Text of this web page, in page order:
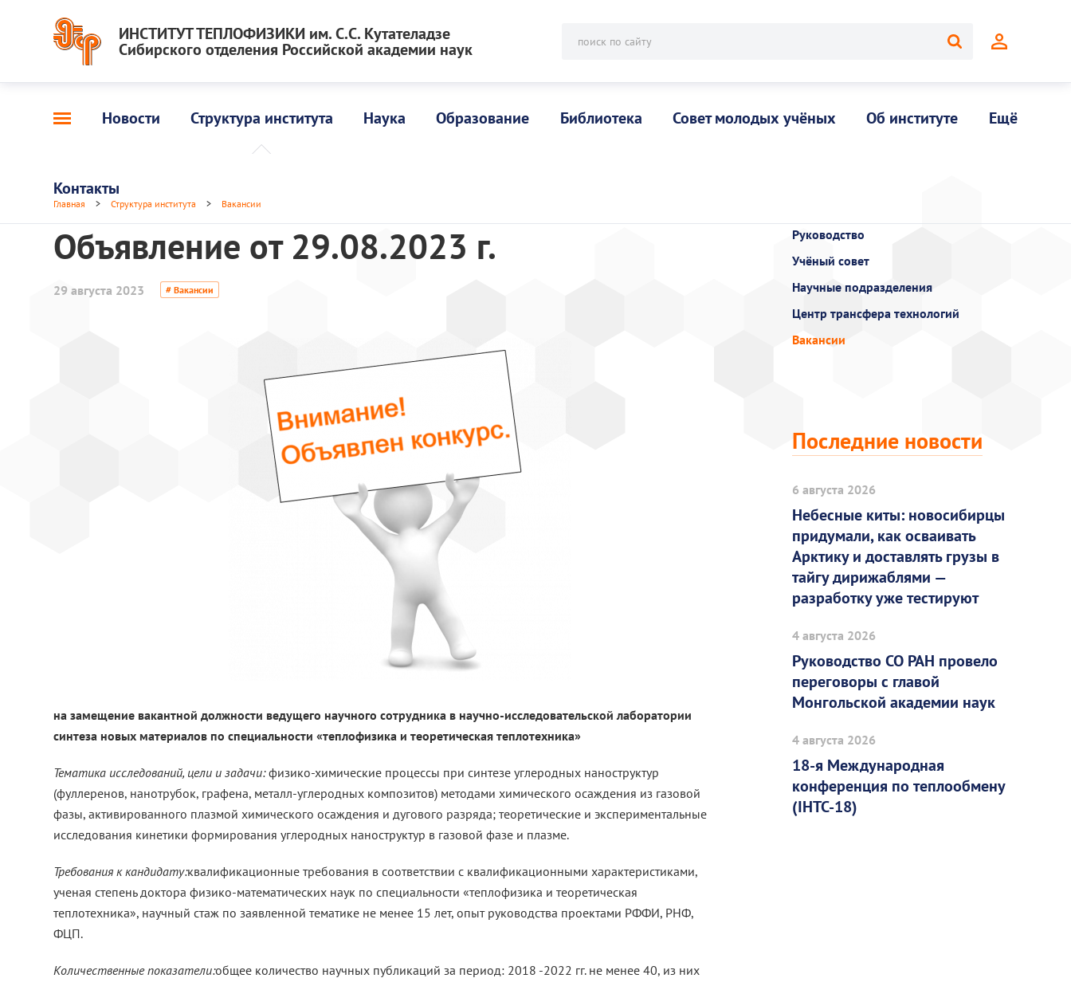
ИНСТИТУТ ТЕПЛОФИЗИКИ им. С.С. Кутателадзе
Сибирского отделения Российской академии наук поиск по сайту
Новости Структура института Наука Образование Библиотека Совет молодых учёных Об институте Ещё
Контакты
Главная > Структура института > Вакансии
Объявление от 29.08.2023 г.
29 августа 2023 # Вакансии
на замещение вакантной должности ведущего научного сотрудника в научно-исследовательской лаборатории
синтеза новых материалов по специальности «теплофизика и теоретическая теплотехника»
Тематика исследований, цели и задачи:физико-химические процессы при синтезе углеродных наноструктур
(фуллеренов, нанотрубок, графена, металл-углеродных композитов) методами химического осаждения из газовой
фазы, активированного плазмой химического осаждения и дугового разряда; теоретические и экспериментальные
исследования кинетики формирования углеродных наноструктур в газовой фазе и плазме.
Требования к кандидату:квалификационные требования в соответствии с квалификационными характеристиками,
ученая степень доктора физико-математических наук по специальности «теплофизика и теоретическая
теплотехника», научный стаж по заявленной тематике не менее 15 лет, опыт руководства проектами РФФИ, РНФ,
ФЦП.
Количественные показатели:общее количество научных публикаций за период: 2018 -2022 гг. не менее 40, из них
Руководство
Учёный совет
Научные подразделения
Центр трансфера технологий
Вакансии
Последние новости
6 августа 2026
Небесные киты: новосибирцы
придумали, как осваивать
Арктику и доставлять грузы в
тайгу дирижаблями —
разработку уже тестируют
4 августа 2026
Руководство СО РАН провело
переговоры с главой
Монгольской академии наук
4 августа 2026
18-я Международная
конференция по теплообмену
(IHTC-18)